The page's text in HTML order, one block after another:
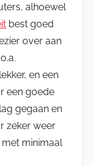
alhoewel
best goed
over aan
en een
een goede
gegaan en
zeker weer
minimaal